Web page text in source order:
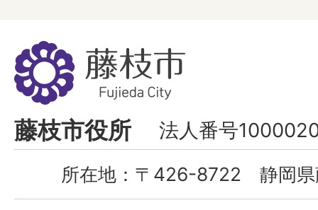
藤
枝
市
Fujieda
City
藤枝市役所 法人番号
所在地： 〒426-8722 静岡県